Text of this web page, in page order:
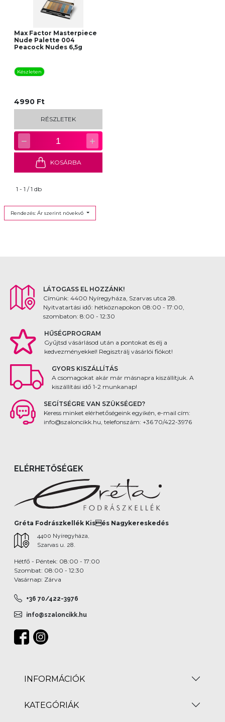
Max Factor Masterpiece
Nude Palette 004
Peacock Nudes 6,5g
Készleten
4990 Ft
RÉSZLETEK
− 1 +
KOSÁRBA
1 - 1 / 1 db
Rendezés: Ár szerint növekvő
LÁTOGASS EL HOZZÁNK!
Címünk: 4400 Nyíregyháza, Szarvas utca 28.
Nyitvatartási idő: hétköznapokon 08:00 - 17:00,
szombaton: 8:00 - 12:30
HŰSÉGPROGRAM
Gyűjtsd vásárlásod után a pontokat és élj a
kedvezményekkel! Regisztrálj vásárlói fiókot!
GYORS KISZÁLLÍTÁS
A csomagokat akár már másnapra kiszállítjuk. A
kiszállítási idő 1-2 munkanap!
SEGÍTSÉGRE VAN SZÜKSÉGED?
Keress minket elérhetőségeink egyikén, e-mail cím:
info@szaloncikk.hu, telefonszám: +36 70/422-3976
ELÉRHETŐSÉGEK
Gréta Fodrászkellék Kisés Nagykereskedés
4400 Nyíregyháza,
Szarvas u. 28.
Hétfő - Péntek: 08:00 - 17:00
Szombat: 08:00 - 12:30
Vasárnap: Zárva
+36 70/422-3976
info@szaloncikk.hu
INFORMÁCIÓK
KATEGÓRIÁK